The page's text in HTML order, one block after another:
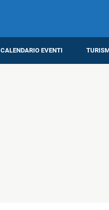
CALENDARIO EVENTI